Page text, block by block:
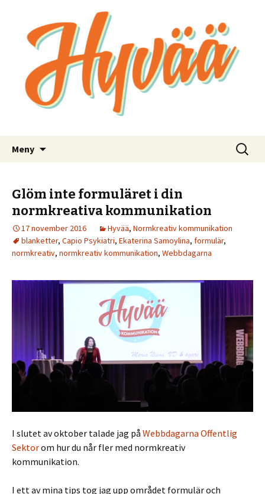
Hyvää
Bra kommunikation för bra saker
Meny
Sök
efter:
Glöm inte formuläret i din
normkreativa kommunikation
17 november 2016 Hyvää, Normkreativ kommunikation
blanketter, Capio Psykiatri, Ekaterina Samoylina, formulär,
normkreativ, normkreativ kommunikation, Webbdagarna
I slutet av oktober talade jag på Webbdagarna Offentlig
Sektorom hur du når fler med normkreativ
kommunikation.
I ett av mina tips tog jag upp området formulär och